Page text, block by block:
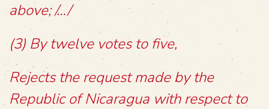
above; /…/
(3) By twelve votes to five,
Rejects the request made by the
Republic of Nicaragua with respect to